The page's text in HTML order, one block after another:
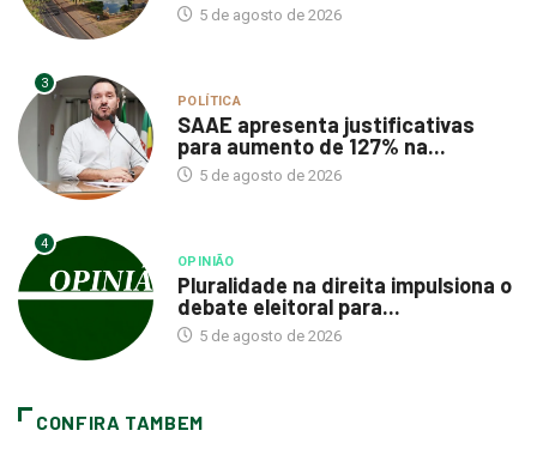
5 de agosto de 2026
3
POLÍTICA
SAAE apresenta justificativas
para aumento de 127% na...
5 de agosto de 2026
4
OPINIÃO
Pluralidade na direita impulsiona o
debate eleitoral para...
5 de agosto de 2026
CONFIRA TAMBEM